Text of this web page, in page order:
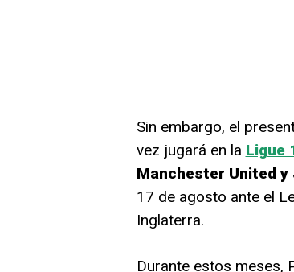
Sin embargo, el
vez jugará en la Ligue
Manchester United y
17 de agosto ante el
Inglaterra.
Durante estos meses,